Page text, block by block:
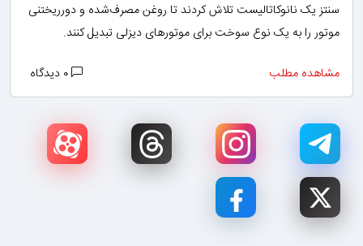
سنتز یک نانوکاتالیست تلاش کردند تا روغن مصرف‌شده و دورریختنی
موتور را به یک نوع سوخت برای موتورهای دیزلی تبدیل کنند.
مشاهده مطلب